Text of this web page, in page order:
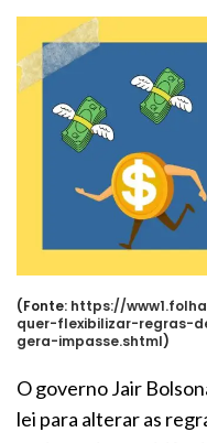
(Fonte: https://
quer-flexibilizar-regras-
gera-impasse.shtml)
O governo Jair
lei para alterar as